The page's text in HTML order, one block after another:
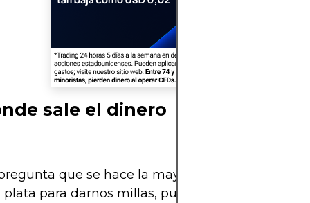
sale el dinero
que se hace la mayoría es: ¿de dónde
para darnos millas, puntos y cashback? La